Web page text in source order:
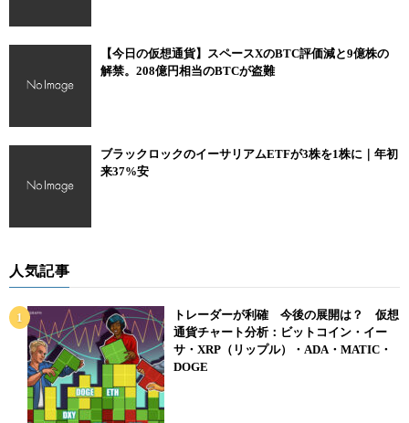
【今日の仮想通貨】スペースXのBTC評価減と9億株の
解禁。208億円相当のBTCが盗難
ブラックロックのイーサリアムETFが3株を1株に｜年初
来37%安
人気記事
トレーダーが利確 今後の展開は？ 仮想
通貨チャート分析：ビットコイン・イー
サ・XRP（リップル）・ADA・MATIC・
DOGE